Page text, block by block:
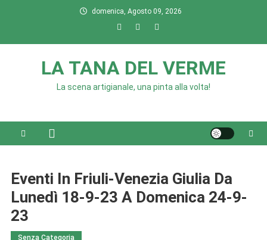
domenica, Agosto 09, 2026
LA TANA DEL VERME
La scena artigianale, una pinta alla volta!
Eventi In Friuli-Venezia Giulia Da
Lunedì 18-9-23 A Domenica 24-9-
23
Senza Categoria